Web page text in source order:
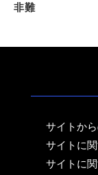
非難
サイトか
サイトに
サイトに